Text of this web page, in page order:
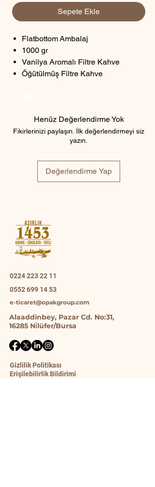
Sepete Ekle
Flatbottom Ambalaj
1000 gr
Vanilya Aromalı Filtre Kahve
Öğütülmüş Filtre Kahve
Henüz Değerlendirme Yok
Fikirlerinizi paylaşın. İlk değerlendirmeyi siz
yazın.
Değerlendirme Yap
0224 223 22 11
0552 699 14 53
e-ticaret@opakgroup.com
Alaaddinbey, Pazar Cd. No:31,
16285 Ni̇lüfer/Bursa
Gizlilik Politikası
Erişilebilirlik Bildirimi